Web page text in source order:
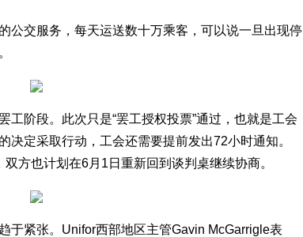
公交服务，每天运送数十万乘客，可以说一旦出现停
工阶段。此次只是“罢工授权投票”通过，也就是工会
决定采取行动，工会还需要提前发出72小时通知。
方也计划在6月1日重新回到谈判桌继续协商。
于紧张。Unifor西部地区主管Gavin McGarrigle表